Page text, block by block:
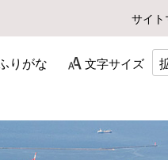
サイ
りがな 文字サイズ